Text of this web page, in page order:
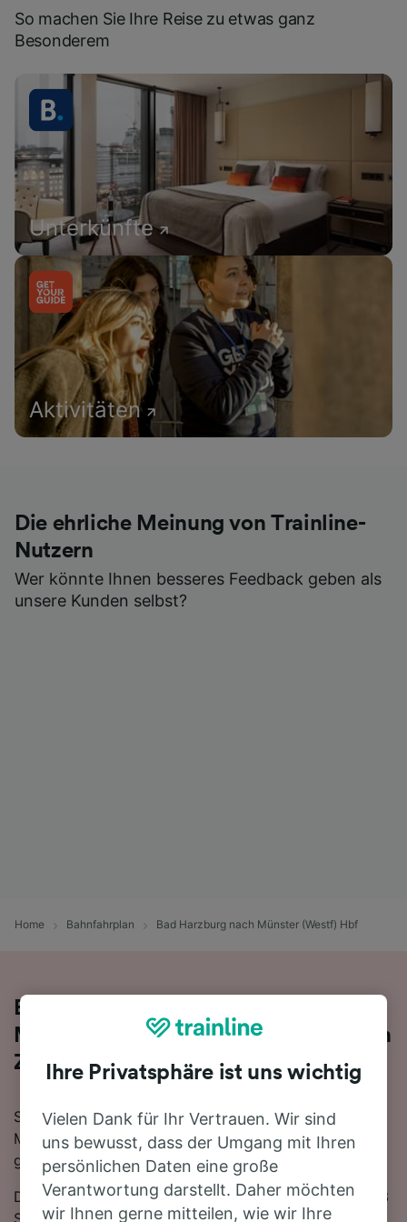
So machen Sie Ihre Reise zu etwas ganz
Besonderem
Unterkünfte
Aktivitäten
Die ehrliche Meinung von Trainline-
Nutzern
Wer könnte Ihnen besseres Feedback geben als
unsere Kunden selbst?
Home Bahnfahrplan Bad Harzburg nach Münster (Westf) Hbf
Bequem von Bad Harzburg nach
Münster (Westf) Hbf - nehmen Sie den
Zug!
Sie wollen mit dem Zug von Bad Harzburg nach
Münster (Westf) Hbf reisen? Dann sind Sie bei uns
genau richtig!
Die Fahrtzeit beträgt mit der schnellsten Verbindung 3
Stunden 34 Minuten. Auf der 200 km langen Strecke
Ihre Privatsphäre ist uns wichtig
Vielen Dank für Ihr Vertrauen. Wir sind
uns bewusst, dass der Umgang mit Ihren
persönlichen Daten eine große
Verantwortung darstellt. Daher möchten
wir Ihnen gerne mitteilen, wie wir Ihre